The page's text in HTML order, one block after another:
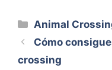
Categorías
Animal
Cómo
crossing